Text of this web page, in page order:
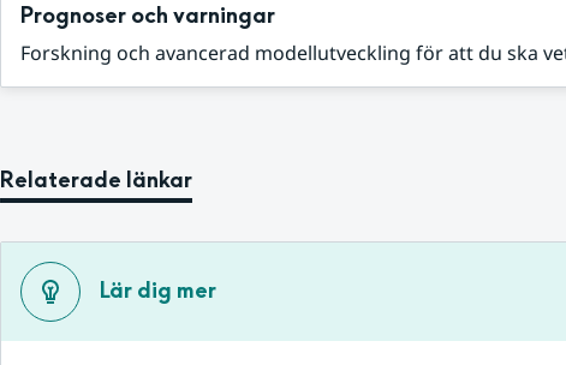
Prognoser och varningar
Forskning och avancerad modellutveckling för att du ska
Relaterade länkar
Lär dig mer